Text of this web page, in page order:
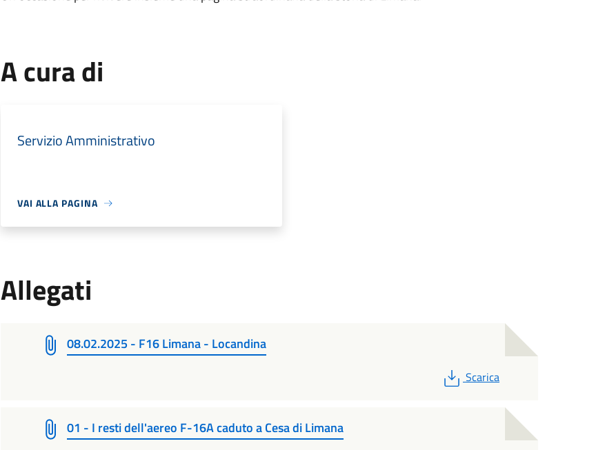
A cura di
Servizio Amministrativo
VAI ALLA PAGINA
Allegati
08.02.2025 - F16 Limana - Locandina
PDF
Scarica
01 - I resti dell'aereo F-16A caduto a Cesa di Limana